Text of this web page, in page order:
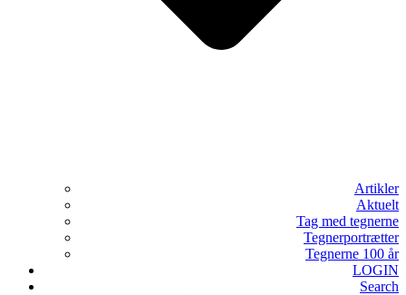
Artikler
Aktuelt
Tag med tegnerne
Tegnerportrætter
Tegnerne 100 år
LOGIN
Search